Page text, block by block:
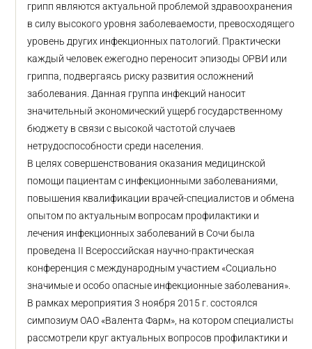
грипп являются актуальной проблемой здравоохранения
в силу высокого уровня заболеваемости, превосходящего
уровень других инфекционных патологий. Практически
каждый человек ежегодно переносит эпизоды ОРВИ или
гриппа, подвергаясь риску развития осложнений
заболевания. Данная группа инфекций наносит
значительный экономический ущерб государственному
бюджету в связи с высокой частотой случаев
нетрудоспособности среди населения.
В целях совершенствования оказания медицинской
помощи пациентам с инфекционными заболеваниями,
повышения квалификации врачей-специалистов и обмена
опытом по актуальным вопросам профилактики и
лечения инфекционных заболеваний в Сочи была
проведена II Всероссийская научно-практическая
конференция с международным участием «Социально
значимые и особо опасные инфекционные заболевания».
В рамках мероприятия 3 ноября 2015 г. состоялся
симпозиум ОАО «Валента Фарм», на котором специалисты
рассмотрели круг актуальных вопросов профилактики и